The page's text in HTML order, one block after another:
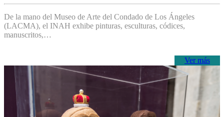
De la mano del Museo de Arte del Condado de Los Ángeles
(LACMA), el INAH exhibe pinturas, esculturas, códices,
manuscritos,…
Ver más